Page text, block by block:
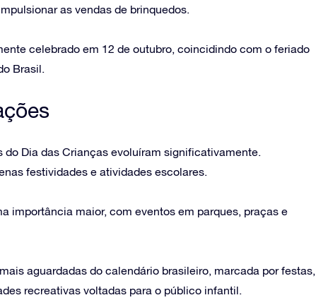
as vendas de brinquedos.
celebrado em 12 de outubro, coincidindo com o feriado
Brasil.
Dia das Crianças evoluíram significativamente.
festividades e atividades escolares.
importância maior, com eventos em parques, praças e
aguardadas do calendário brasileiro, marcada por festas,
recreativas voltadas para o público infantil.